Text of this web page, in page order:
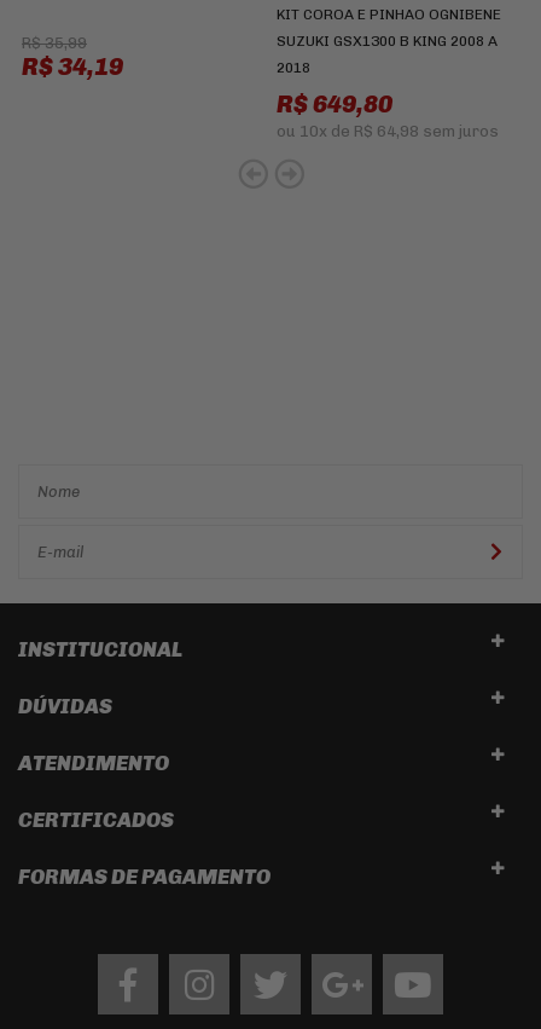
R$ 35,99
R$ 34,19
KIT COROA E PINHAO OGNIBENE
SUZUKI GSX1300 B KING 2008 A
2018
R$ 649,80
ou 10x de R$ 64,98 sem juros
INSTITUCIONAL
DÚVIDAS
ATENDIMENTO
CERTIFICADOS
FORMAS DE PAGAMENTO
FacebookInstagram twitter googleYoutube